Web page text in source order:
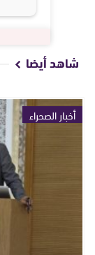
شاهد أيضا
أخبار الصحراء